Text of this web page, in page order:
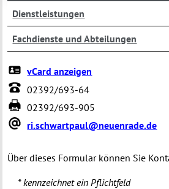
Dienstleistungen
Fachdienste und Abteilungen
vCard anzeigen
02392/693-64
02392/693-905
ri.schwartpaul@neuenrade.de
Über dieses Formular können Sie
* kennzeichnet ein Pflichtfeld